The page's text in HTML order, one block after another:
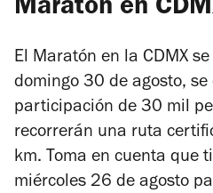
Maratón en
El Maratón en la CDMX
domingo 30 de agosto, se
participación de 30 mil
recorrerán una ruta
km. Toma en cuenta que
miércoles 26 de agosto